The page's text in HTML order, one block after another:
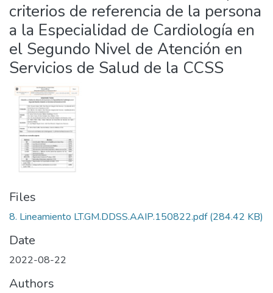
criterios de referencia de la persona
a la Especialidad de Cardiología en
el Segundo Nivel de Atención en
Servicios de Salud de la CCSS
Files
8. Lineamiento LT.GM.DDSS.AAIP.150822.pdf(284.42 KB)
Date
2022-08-22
Authors